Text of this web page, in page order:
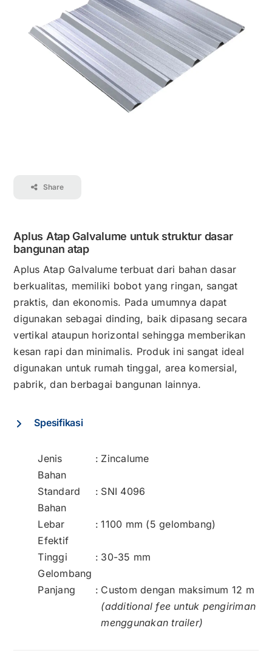
Share
Aplus Atap Galvalume untuk struktur dasar
bangunan atap
Aplus Atap Galvalume terbuat dari bahan dasar
berkualitas, memiliki bobot yang ringan, sangat
praktis, dan ekonomis. Pada umumnya dapat
digunakan sebagai dinding, baik dipasang secara
vertikal ataupun horizontal sehingga memberikan
kesan rapi dan minimalis. Produk ini sangat ideal
digunakan untuk rumah tinggal, area komersial,
pabrik, dan berbagai bangunan lainnya.
Spesifikasi
Jenis
Bahan
: Zincalume
Standard
Bahan
: SNI 4096
Lebar
Efektif
: 1100 mm (5 gelombang)
Tinggi
Gelombang
: 30-35 mm
Panjang : Custom dengan maksimum 12 m
(additional fee untuk pengiriman
menggunakan trailer)